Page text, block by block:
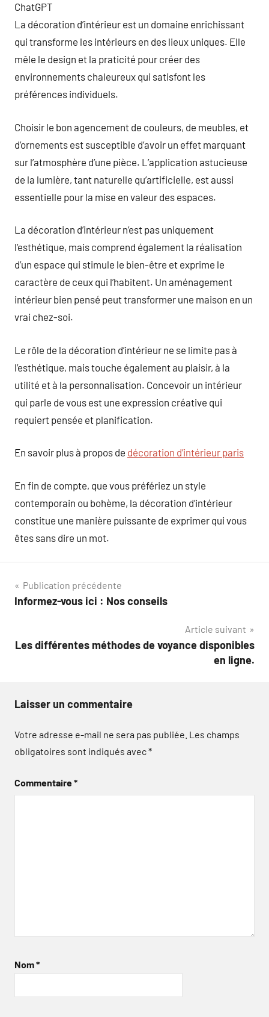
ChatGPT
La décoration d’intérieur est un domaine enrichissant
qui transforme les intérieurs en des lieux uniques. Elle
mêle le design et la praticité pour créer des
environnements chaleureux qui satisfont les
préférences individuels.
Choisir le bon agencement de couleurs, de meubles, et
d’ornements est susceptible d’avoir un effet marquant
sur l’atmosphère d’une pièce. L’application astucieuse
de la lumière, tant naturelle qu’artificielle, est aussi
essentielle pour la mise en valeur des espaces.
La décoration d’intérieur n’est pas uniquement
l’esthétique, mais comprend également la réalisation
d’un espace qui stimule le bien-être et exprime le
caractère de ceux qui l’habitent. Un aménagement
intérieur bien pensé peut transformer une maison en un
vrai chez-soi.
Le rôle de la décoration d’intérieur ne se limite pas à
l’esthétique, mais touche également au plaisir, à la
utilité et à la personnalisation. Concevoir un intérieur
qui parle de vous est une expression créative qui
requiert pensée et planification.
En savoir plus à propos de décoration d’intérieur paris
En fin de compte, que vous préfériez un style
contemporain ou bohème, la décoration d’intérieur
constitue une manière puissante de exprimer qui vous
êtes sans dire un mot.
Navigation
de
Publication précédente
Informez-vous ici : Nos conseils
Article suivant
Les différentes méthodes de voyance disponibles
en ligne.
Laisser un commentaire
Votre adresse e-mail ne sera pas publiée. Les champs
obligatoires sont indiqués avec*
Commentaire*
Nom*